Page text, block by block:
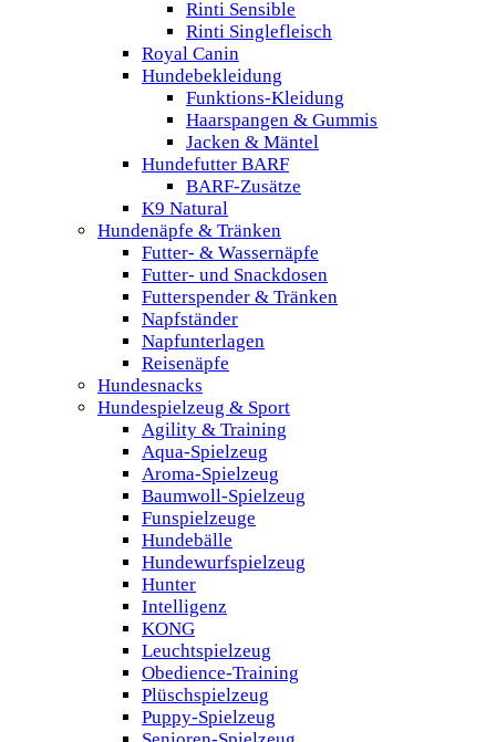
Rinti Sensible
Rinti Singlefleisch
Royal Canin
Hundebekleidung
Funktions-Kleidung
Haarspangen & Gummis
Jacken & Mäntel
Hundefutter BARF
BARF-Zusätze
K9 Natural
Hundenäpfe & Tränken
Futter- & Wassernäpfe
Futter- und Snackdosen
Futterspender & Tränken
Napfständer
Napfunterlagen
Reisenäpfe
Hundesnacks
Hundespielzeug & Sport
Agility & Training
Aqua-Spielzeug
Aroma-Spielzeug
Baumwoll-Spielzeug
Funspielzeuge
Hundebälle
Hundewurfspielzeug
Hunter
Intelligenz
KONG
Leuchtspielzeug
Obedience-Training
Plüschspielzeug
Puppy-Spielzeug